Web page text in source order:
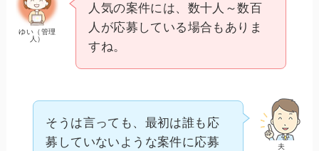
ゆい（管理
人）
人気の案件には、数十人～数百
人が応募している場合もありま
すね。
夫
そうは言っても、最初は誰も応
募していないような案件に応募